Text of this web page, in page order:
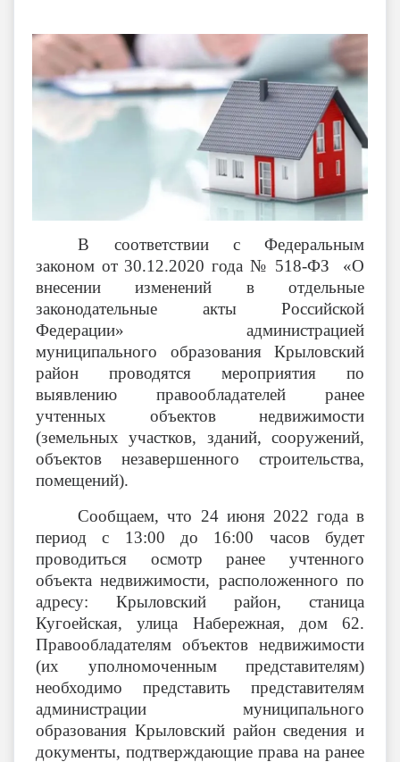
В соответствии с Федеральным
законом от 30.12.2020 года № 518-ФЗ «О
внесении изменений в отдельные
законодательные акты Российской
Федерации» администрацией
муниципального образования Крыловский
район проводятся мероприятия по
выявлению правообладателей ранее
учтенных объектов недвижимости
(земельных участков, зданий, сооружений,
объектов незавершенного строительства,
помещений).
Сообщаем, что 24 июня 2022 года в
период с 13:00 до 16:00 часов будет
проводиться осмотр ранее учтенного
объекта недвижимости, расположенного по
адресу: Крыловский район, станица
Кугоейская, улица Набережная, дом 62.
Правообладателям объектов недвижимости
(их уполномоченным представителям)
необходимо представить представителям
администрации муниципального
образования Крыловский район сведения и
документы, подтверждающие права на ранее